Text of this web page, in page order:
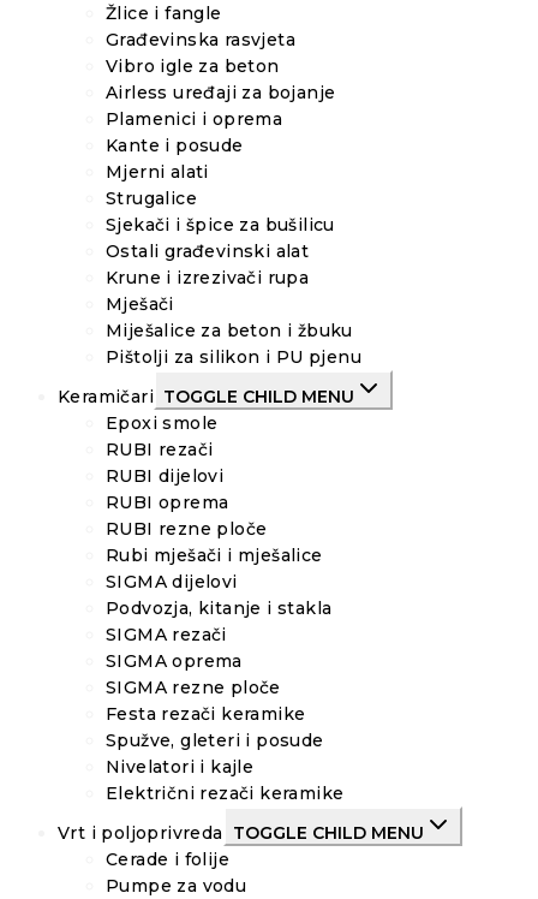
Žlice i fangle
Građevinska rasvjeta
Vibro igle za beton
Airless uređaji za bojanje
Plamenici i oprema
Kante i posude
Mjerni alati
Strugalice
Sjekači i špice za bušilicu
Ostali građevinski alat
Krune i izrezivači rupa
Mješači
Miješalice za beton i žbuku
Pištolji za silikon i PU pjenu
Keramičari TOGGLE CHILD MENU
Epoxi smole
RUBI rezači
RUBI dijelovi
RUBI oprema
RUBI rezne ploče
Rubi mješači i mješalice
SIGMA dijelovi
Podvozja, kitanje i stakla
SIGMA rezači
SIGMA oprema
SIGMA rezne ploče
Festa rezači keramike
Spužve, gleteri i posude
Nivelatori i kajle
Električni rezači keramike
Vrt i poljoprivreda
TOGGLE CHILD MENU
Cerade i folije
Pumpe za vodu